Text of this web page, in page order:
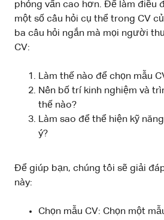
phỏng vấn cao hơn. Để làm điều
một số câu hỏi cụ thể trong CV
ba câu hỏi ngắn mà mọi người
CV:
Làm thế nào để chọn mẫu
Nên bố trí kinh nghiệm và
thế nào?
Làm sao để thể hiện kỹ
ý?
Để giúp bạn, chúng tôi sẽ giải
này:
Chọn mẫu CV: Chọn một